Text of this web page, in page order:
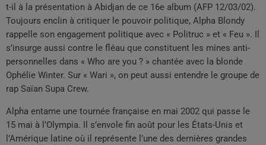
t-il à la présentation à Abidjan de ce 16e album (AFP 12/03/02).
Toujours enclin à critiquer le pouvoir politique, Alpha Blondy
rappelle son engagement politique avec « Politruc » et « Feu ». Il
s’insurge aussi contre le fléau que constituent les mines anti-
personnelles dans « Who are you ? » chantée avec la blonde
Ophélie Winter. Sur « Wari », on peut aussi entendre le groupe de
rap Saïan Supa Crew.
Alpha entame une tournée française en mai 2002 qui passe le
15 mai à l’Olympia. Il s’envole fin août pour les États-Unis et
l’Amérique latine où il représente l’une des dernières grandes